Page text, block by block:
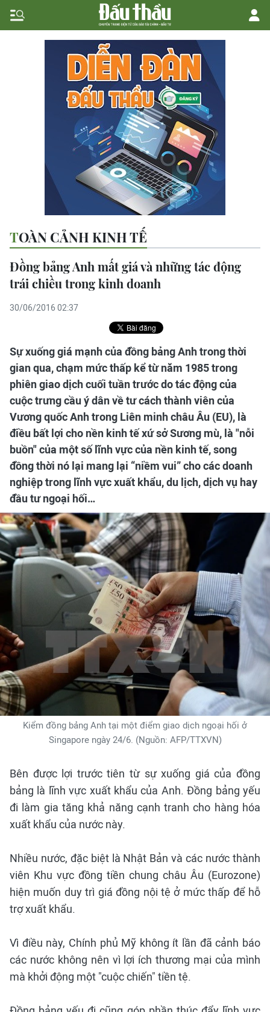
TOÀN CẢNH KINH TẾ
Đồng bảng Anh mất giá và những tác động
trái chiều trong kinh doanh
30/06/2016 02:37
Sự xuống giá mạnh của đồng bảng Anh trong thời
gian qua, chạm mức thấp kể từ năm 1985 trong
phiên giao dịch cuối tuần trước do tác động của
cuộc trưng cầu ý dân về tư cách thành viên của
Vương quốc Anh trong Liên minh châu Âu (EU), là
điều bất lợi cho nền kinh tế xứ sở Sương mù, là "nỗi
buồn" của một số lĩnh vực của nền kinh tế, song
đồng thời nó lại mang lại “niềm vui” cho các doanh
nghiệp trong lĩnh vực xuất khẩu, du lịch, dịch vụ hay
đầu tư ngoại hối…
Kiểm đồng bảng Anh tại một điểm giao dịch ngoại hối ở
Singapore ngày 24/6. (Nguồn: AFP/TTXVN)
Bên được lợi trước tiên từ sự xuống giá của đồng
bảng là lĩnh vực xuất khẩu của Anh. Đồng bảng yếu
đi làm gia tăng khả năng cạnh tranh cho hàng hóa
xuất khẩu của nước này.
Nhiều nước, đặc biệt là Nhật Bản và các nước thành
viên Khu vực đồng tiền chung châu Âu (Eurozone)
hiện muốn duy trì giá đồng nội tệ ở mức thấp để hỗ
trợ xuất khẩu.
Vì điều này, Chính phủ Mỹ không ít lần đã cảnh báo
các nước không nên vì lợi ích thương mại của mình
mà khởi động một "cuộc chiến" tiền tệ.